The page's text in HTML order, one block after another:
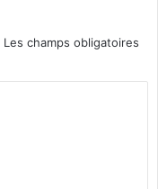
Les champs obligatoires